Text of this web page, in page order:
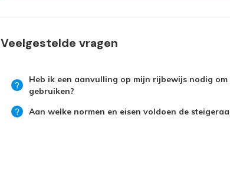
Veelgestelde vragen
Heb ik een aanvulling op mijn rijbewijs nodig
gebruiken?
Aan welke normen en eisen voldoen de